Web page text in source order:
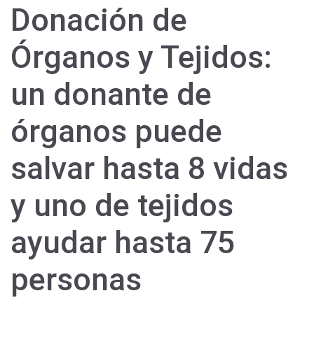
Donación de
Órganos y Tejidos:
un donante de
órganos puede
salvar hasta 8 vidas
y uno de tejidos
ayudar hasta 75
personas